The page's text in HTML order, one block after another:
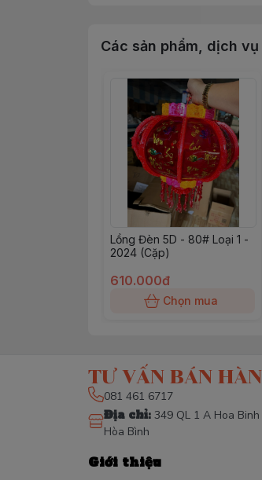
Các sản phẩm, dịch
Lồng Đèn 5D - 80# Loại 1 -
2024 (Cặp)
610.000đ
Chọn mua
TƯ VẤN BÁN
081 461 6717
Địa chỉ: 349 QL 1 A Hoa
Hòa Bình
Giới thiệu